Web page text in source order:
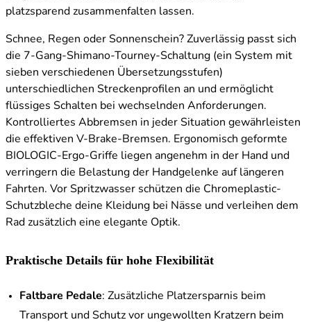
platzsparend zusammenfalten lassen.
Schnee, Regen oder Sonnenschein? Zuverlässig passt sich
die 7-Gang-Shimano-Tourney-Schaltung (ein System mit
sieben verschiedenen Übersetzungsstufen)
unterschiedlichen Streckenprofilen an und ermöglicht
flüssiges Schalten bei wechselnden Anforderungen.
Kontrolliertes Abbremsen in jeder Situation gewährleisten
die effektiven V-Brake-Bremsen. Ergonomisch geformte
BIOLOGIC-Ergo-Griffe liegen angenehm in der Hand und
verringern die Belastung der Handgelenke auf längeren
Fahrten. Vor Spritzwasser schützen die Chromeplastic-
Schutzbleche deine Kleidung bei Nässe und verleihen dem
Rad zusätzlich eine elegante Optik.
Praktische Details für hohe Flexibilität
Faltbare Pedale: Zusätzliche Platzersparnis beim
Transport und Schutz vor ungewollten Kratzern beim